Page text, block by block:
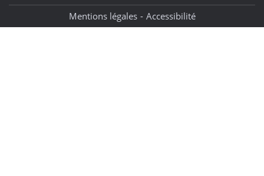
Mentions légales Accessibilité